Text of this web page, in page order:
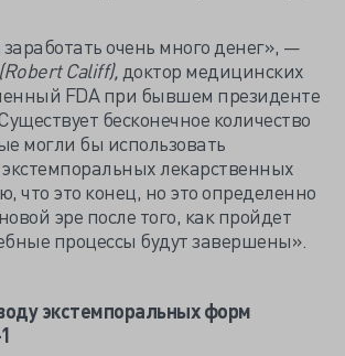
очень много денег», —
(Robert Califf), доктор медицинских
FDA при бывшем президенте
бесконечное количество
могли бы использовать
лекарственных
что это конец, но это определенно
эре после того, как пройдет
процессы будут завершены».
экстемпоральных форм